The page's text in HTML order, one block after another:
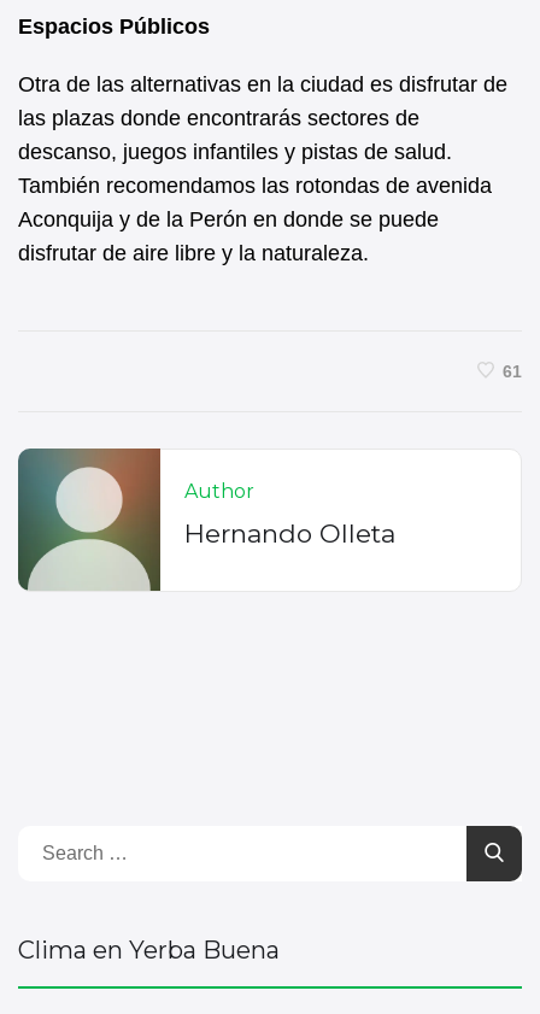
Espacios Públicos
Otra de las alternativas en la ciudad es disfrutar de
las plazas donde encontrarás sectores de
descanso, juegos infantiles y pistas de salud.
También recomendamos las rotondas de avenida
Aconquija y de la Perón en donde se puede
disfrutar de aire libre y la naturaleza.
61
Author
Hernando Olleta
Clima en Yerba Buena